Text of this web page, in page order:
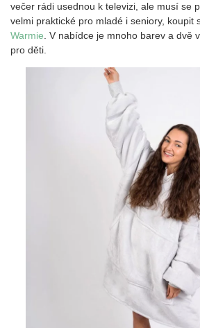
večer rádi usednou k televizi, ale musí se
velmi praktické pro mladé i seniory, koupit
Warmie . V nabídce je mnoho barev a dvě
pro děti.